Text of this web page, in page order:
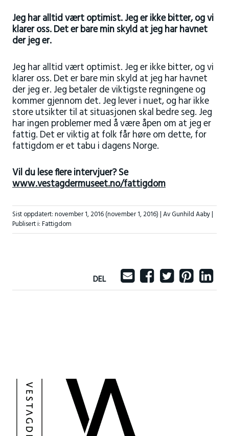
Jeg har alltid vært optimist. Jeg er ikke bitter, og vi
klarer oss. Det er bare min skyld at jeg har havnet
der jeg er.
Jeg har alltid vært optimist. Jeg er ikke bitter, og vi
klarer oss. Det er bare min skyld at jeg har havnet
der jeg er. Jeg betaler de viktigste regningene og
kommer gjennom det. Jeg lever i nuet, og har ikke
store utsikter til at situasjonen skal bedre seg. Jeg
har ingen problemer med å være åpen om at jeg er
fattig. Det er viktig at folk får høre om dette, for
fattigdom er et tabu i dagens Norge.
Vil du lese flere intervjuer? Se
www.vestagdermuseet.no/fattigdom
Sist oppdatert:november 1, 2016(november 1, 2016)| Av Gunhild Aaby |
Publisert i:Fattigdom
DEL